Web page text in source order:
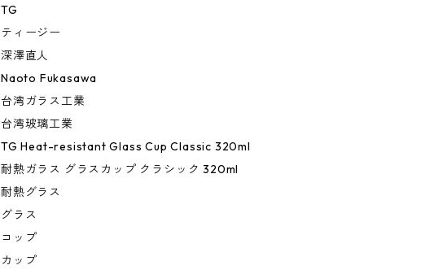
TG
ティージー
深澤直人
Naoto Fukasawa
台湾ガラス工業
台湾玻璃工業
TG Heat-resistant Glass Cup Classic 320ml
耐熱ガラス グラスカップ クラシック 320ml
耐熱グラス
グラス
コップ
カップ